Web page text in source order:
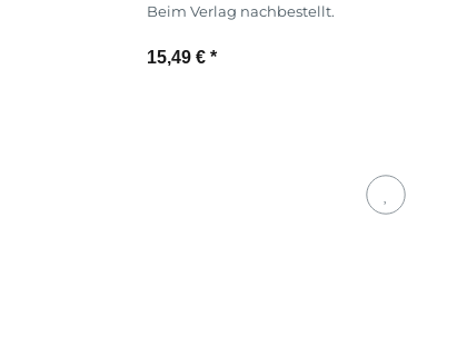
Beim Verlag nachbestellt.
15,49 € *